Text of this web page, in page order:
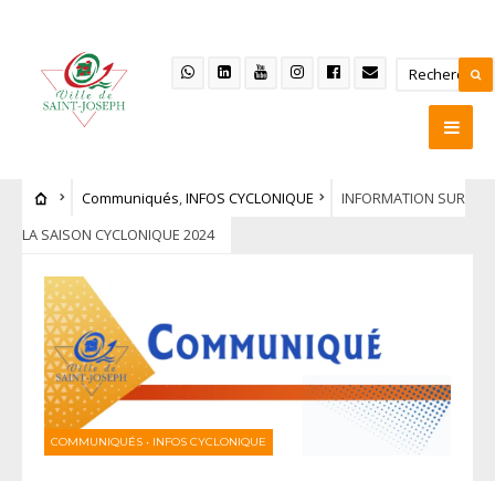
Communiqués,INFOS CYCLONIQUE
INFORMATION SUR
LA SAISON CYCLONIQUE 2024
COMMUNIQUÉS • INFOS CYCLONIQUE